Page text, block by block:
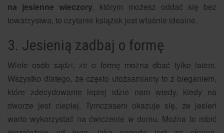
na jesienne wieczory, którym możesz oddać się bez
towarzystwa, to czytanie książek jest właśnie idealne.
3. Jesienią zadbaj o formę
Wiele osób sądzi, że o formę można dbać tylko latem.
Wszystko dlatego, że często utożsamiamy to z bieganiem,
które zdecydowanie lepiej idzie nam wtedy, kiedy na
dworze jest cieplej. Tymczasem okazuje się, że jesień
warto wykorzystać na ćwiczenie w domu. Można to robić